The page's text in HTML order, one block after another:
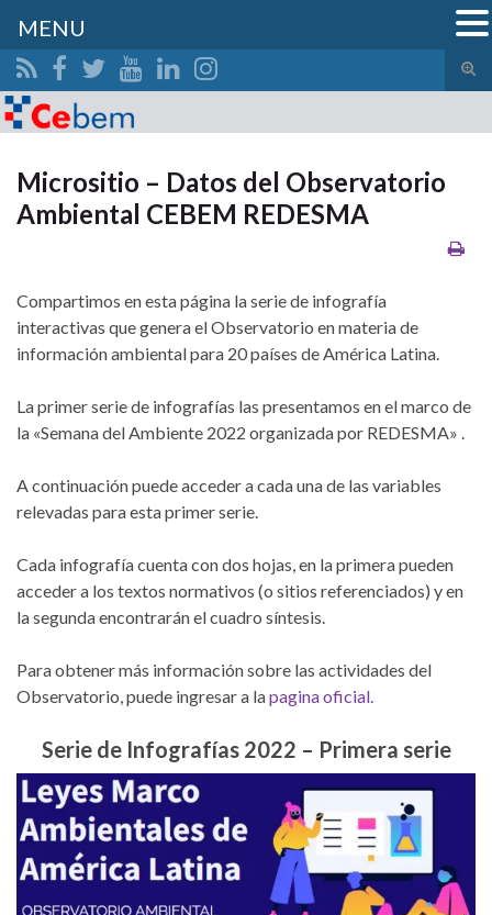
el
Search for:
Micrositio – Datos del Observatorio
Ambiental CEBEM REDESMA
Compartimos en esta página la serie de infografía
interactivas que genera el Observatorio en materia de
información ambiental para 20 países de América Latina.
La primer serie de infografías las presentamos en el marco de
la «Semana del Ambiente 2022 organizada por REDESMA» .
A continuación puede acceder a cada una de las variables
relevadas para esta primer serie.
Cada infografía cuenta con dos hojas, en la primera pueden
acceder a los textos normativos (o sitios referenciados) y en
la segunda encontrarán el cuadro síntesis.
Para obtener más información sobre las actividades del
Observatorio, puede ingresar a lapagina oficial.
Serie de Infografías 2022 – Primera serie
MENU